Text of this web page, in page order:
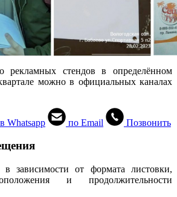
рекламных стендов в определённом
можно в официальных каналах
в Whatsapp по Email Позвонить
в зависимости от формата листовки,
и продолжительности